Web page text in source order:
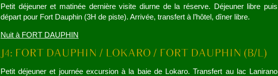
Petit déjeuner et matinée dernière visite diurne de la réserve. Déjeuner libre puis
départ pour Fort Dauphin (3H de piste). Arrivée, transfert à l’hôtel, dîner libre.
Nuit à FORT DAUPHIN
Petit déjeuner et journée excursion à la baie de Lokaro. Transfert au lac Lanirano